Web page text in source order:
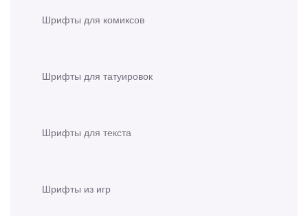
Шрифты для комиксов
Шрифты для татуировок
Шрифты для текста
Шрифты из игр